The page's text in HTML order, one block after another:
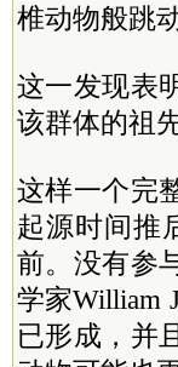
椎动物般跳
这一发现表
该群体的祖
这样一个完
起源时间推
前。没有参
学家William
已形成，并